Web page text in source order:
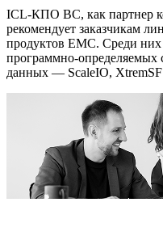
ICL-КПО ВС, как партнер
рекомендует заказчикам
продуктов ЕМС. Среди них
программно-определяемых
данных — ScaleIO, XtremSF